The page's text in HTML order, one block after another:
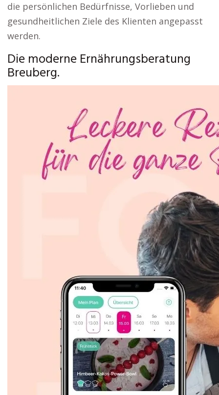
die persönlichen Bedürfnisse, Vorlieben und
gesundheitlichen Ziele des Klienten angepasst
werden.
Die moderne Ernährungsberatung
Breuberg.